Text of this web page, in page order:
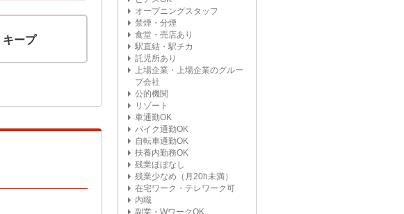
キープ
オープニングスタッフ
禁煙・分煙
食堂・売店あり
駅直結・駅チカ
託児所あり
上場企業・上場企業のグルー
プ会社
公的機関
リゾート
車通勤OK
バイク通勤OK
自転車通勤OK
扶養内勤務OK
残業ほぼなし
残業少なめ（月20h未満）
在宅ワーク・テレワーク可
内職
副業・WワークOK